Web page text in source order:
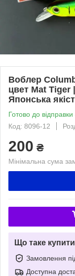
Воблер
цвет Mat Tiger
Японська
Готово до відправки
Код: 8096-12
200 ₴
Мінімальна сума
Що таке
Замовлення
Доступна